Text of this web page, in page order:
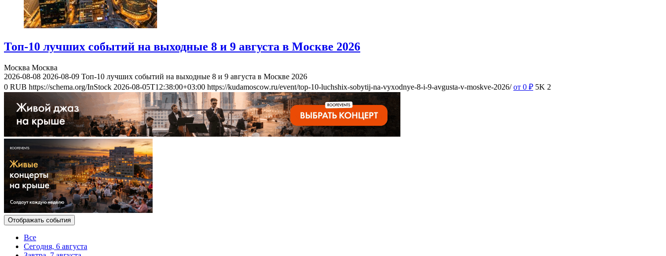
Топ-10 лучших событий на выходные 8 и 9 августа в Москве 2026
Москва Москва
2026-08-08 2026-08-09 Топ-10 лучших событий на выходные 8 и 9 августа в Москве 2026
0 RUB https://schema.org/InStock 2026-08-05T12:38:00+03:00 https://kudamoscow.ru/event/top-10-luchshix-sobytij-na-vyxodnye-8-i-9-avgusta-v-moskve-2026/ от 0 ₽ 5K 2
Отображать события
Все
Сегодня, 6 августа